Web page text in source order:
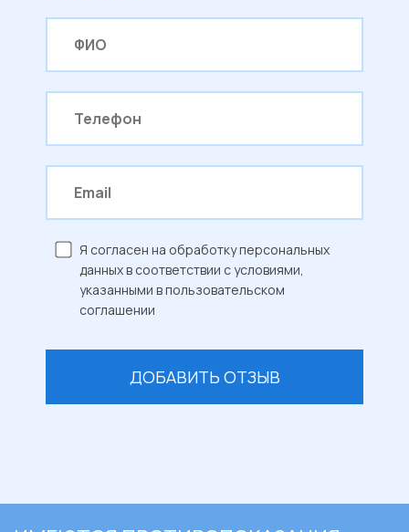
fields
Я согласен на обработку персональных
данных в соответствии с условиями,
указанными в пользовательском
соглашении